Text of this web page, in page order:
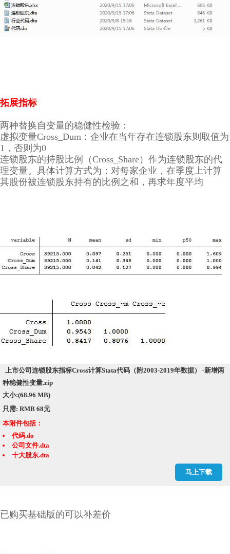
拓展指标
两种替换自变量的稳健性检验：
虚拟变量Cross_Dum：企业在当年存在连锁股东则取值为
1，否则为0
连锁股东的持股比例（Cross_Share）作为连锁股东的代
理变量。具体计算方式为：对每家企业，在季度上计算
其股份被连锁股东持有的比例之和，再求年度平均
上市公司连锁股东指标Cross计算Stata代码（附2003-2019年数据） -新增两
种稳健性变量.zip
大小:(68.96 MB)
只需: RMB 68元
马上下载
本附件包括：
代码.do
公司文件.dta
十大股东.dta
已购买基础版的可以补差价